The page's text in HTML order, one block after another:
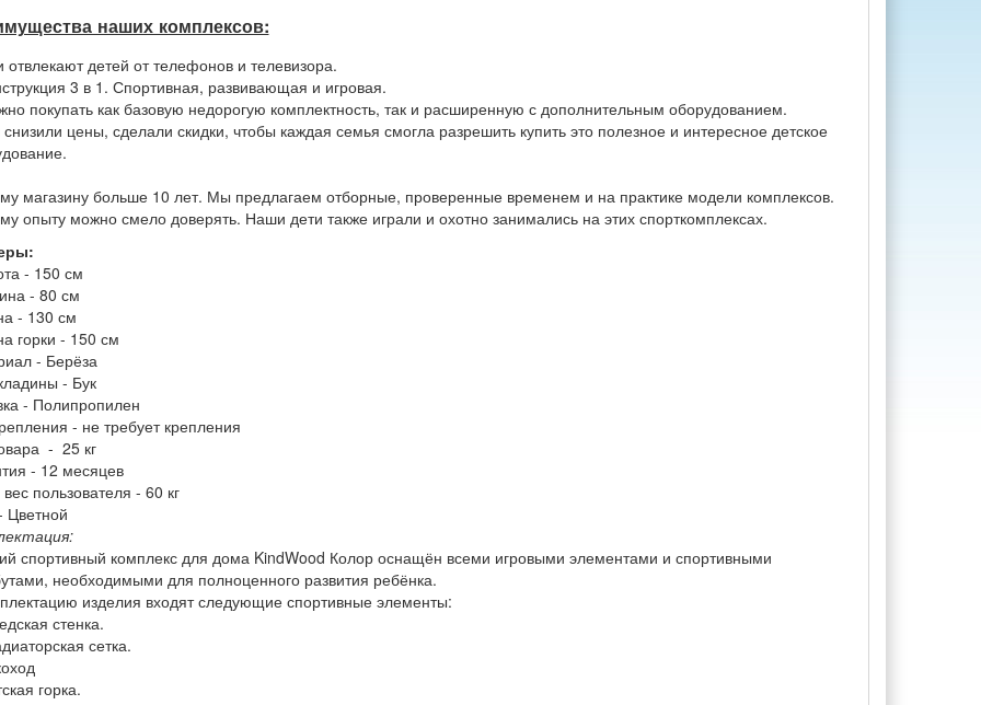
наших комплексов:
отвлекают детей от телефонов и телевизора.
3 в 1. Спортивная, развивающая и игровая.
покупать как базовую недорогую комплектность, так и расширенную с дополнительным оборудованием.
цены, сделали скидки, чтобы каждая семья смогла разрешить купить это полезное и интересное детское
магазину больше 10 лет. Мы предлагаем отборные, проверенные временем и на практике модели комплексов.
опыту можно смело доверять. Наши дети также играли и охотно занимались на этих спорткомплексах.
- 150 см
- 80 см
- 130 см
горки - 150 см
- Берёза
- Бук
- Полипропилен
- не требует крепления
- 25 кг
- 12 месяцев
пользователя - 60 кг
Цветной
спортивный комплекс для дома KindWood Колор оснащён всеми игровыми элементами и спортивными
необходимыми для полноценного развития ребёнка.
изделия входят следующие спортивные элементы:
стенка.
сетка.
горка.